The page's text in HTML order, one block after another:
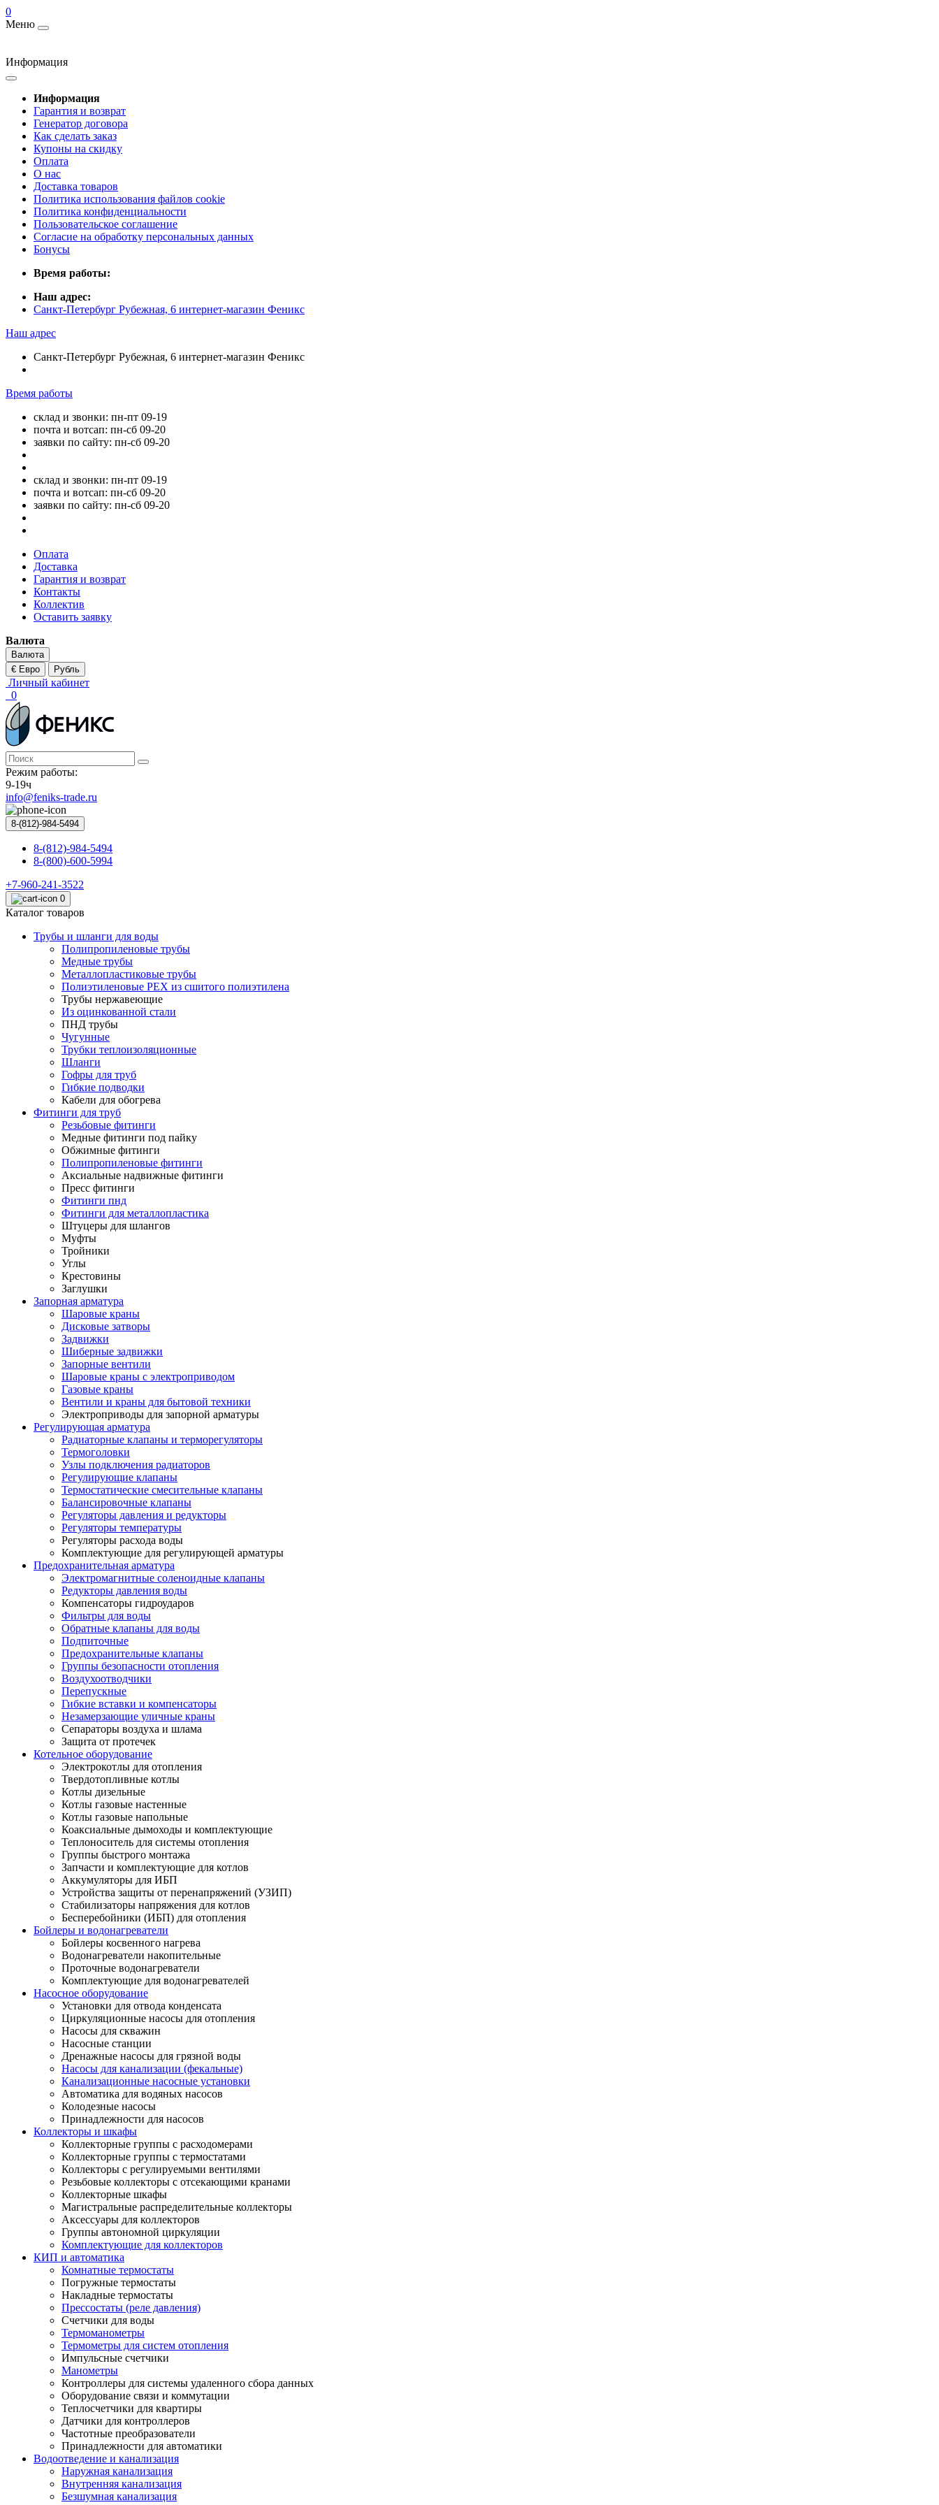
0
Меню
Информация
Информация
Гарантия и возврат
Генератор договора
Как сделать заказ
Купоны на скидку
Оплата
О нас
Доставка товаров
Политика использования файлов cookie
Политика конфиденциальности
Пользовательское соглашение
Согласие на обработку персональных данных
Бонусы
Время работы:
Наш адрес:
Санкт-Петербург Рубежная, 6 интернет-магазин Феникс
Наш адрес
Санкт-Петербург Рубежная, 6 интернет-магазин Феникс
Время работы
склад и звонки: пн-пт 09-19
почта и вотсап: пн-сб 09-20
заявки по сайту: пн-сб 09-20
склад и звонки: пн-пт 09-19
почта и вотсап: пн-сб 09-20
заявки по сайту: пн-сб 09-20
Оплата
Доставка
Гарантия и возврат
Контакты
Коллектив
Оставить заявку
Валюта
Валюта
€ Евро
Рубль
Личный кабинет
0
Режим работы:
9-19ч
info@feniks-trade.ru
8-(812)-984-5494
8-(812)-984-5494
8-(800)-600-5994
+7-960-241-3522
0
Каталог товаров
Трубы и шланги для воды
Полипропиленовые трубы
Медные трубы
Металлопластиковые трубы
Полиэтиленовые PEX из сшитого полиэтилена
Трубы нержавеющие
Из оцинкованной стали
ПНД трубы
Чугунные
Трубки теплоизоляционные
Шланги
Гофры для труб
Гибкие подводки
Кабели для обогрева
Фитинги для труб
Резьбовые фитинги
Медные фитинги под пайку
Обжимные фитинги
Полипропиленовые фитинги
Аксиальные надвижные фитинги
Пресс фитинги
Фитинги пнд
Фитинги для металлопластика
Штуцеры для шлангов
Муфты
Тройники
Углы
Крестовины
Заглушки
Запорная арматура
Шаровые краны
Дисковые затворы
Задвижки
Шиберные задвижки
Запорные вентили
Шаровые краны с электроприводом
Газовые краны
Вентили и краны для бытовой техники
Электроприводы для запорной арматуры
Регулирующая арматура
Радиаторные клапаны и терморегуляторы
Термоголовки
Узлы подключения радиаторов
Регулирующие клапаны
Термостатические смесительные клапаны
Балансировочные клапаны
Регуляторы давления и редукторы
Регуляторы температуры
Регуляторы расхода воды
Комплектующие для регулирующей арматуры
Предохранительная арматура
Электромагнитные соленоидные клапаны
Редукторы давления воды
Компенсаторы гидроударов
Фильтры для воды
Обратные клапаны для воды
Подпиточные
Предохранительные клапаны
Группы безопасности отопления
Воздухоотводчики
Перепускные
Гибкие вставки и компенсаторы
Незамерзающие уличные краны
Сепараторы воздуха и шлама
Защита от протечек
Котельное оборудование
Электрокотлы для отопления
Твердотопливные котлы
Котлы дизельные
Котлы газовые настенные
Котлы газовые напольные
Коаксиальные дымоходы и комплектующие
Теплоноситель для системы отопления
Группы быстрого монтажа
Запчасти и комплектующие для котлов
Аккумуляторы для ИБП
Устройства защиты от перенапряжений (УЗИП)
Стабилизаторы напряжения для котлов
Бесперебойники (ИБП) для отопления
Бойлеры и водонагреватели
Бойлеры косвенного нагрева
Водонагреватели накопительные
Проточные водонагреватели
Комплектующие для водонагревателей
Насосное оборудование
Установки для отвода конденсата
Циркуляционные насосы для отопления
Насосы для скважин
Насосные станции
Дренажные насосы для грязной воды
Насосы для канализации (фекальные)
Канализационные насосные установки
Автоматика для водяных насосов
Колодезные насосы
Принадлежности для насосов
Коллекторы и шкафы
Коллекторные группы с расходомерами
Коллекторные группы с термостатами
Коллекторы с регулируемыми вентилями
Резьбовые коллекторы с отсекающими кранами
Коллекторные шкафы
Магистральные распределительные коллекторы
Аксессуары для коллекторов
Группы автономной циркуляции
Комплектующие для коллекторов
КИП и автоматика
Комнатные термостаты
Погружные термостаты
Накладные термостаты
Прессостаты (реле давления)
Счетчики для воды
Термоманометры
Термометры для систем отопления
Импульсные счетчики
Манометры
Контроллеры для системы удаленного сбора данных
Оборудование связи и коммутации
Теплосчетчики для квартиры
Датчики для контроллеров
Частотные преобразователи
Принадлежности для автоматики
Водоотведение и канализация
Наружная канализация
Внутренняя канализация
Безшумная канализация